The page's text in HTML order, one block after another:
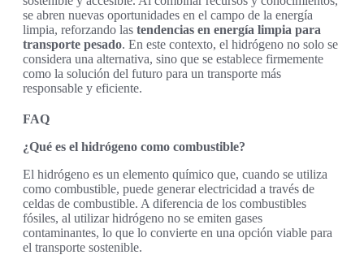
se abren nuevas oportunidades en el campo de la energía
limpia, reforzando las tendencias en energía limpia para
transporte pesado. En este contexto, el hidrógeno no solo se
considera una alternativa, sino que se establece firmemente
como la solución del futuro para un transporte más
responsable y eficiente.
FAQ
¿Qué es el hidrógeno como combustible?
El hidrógeno es un elemento químico que, cuando se utiliza
como combustible, puede generar electricidad a través de
celdas de combustible. A diferencia de los combustibles
fósiles, al utilizar hidrógeno no se emiten gases
contaminantes, lo que lo convierte en una opción viable para
el transporte sostenible.